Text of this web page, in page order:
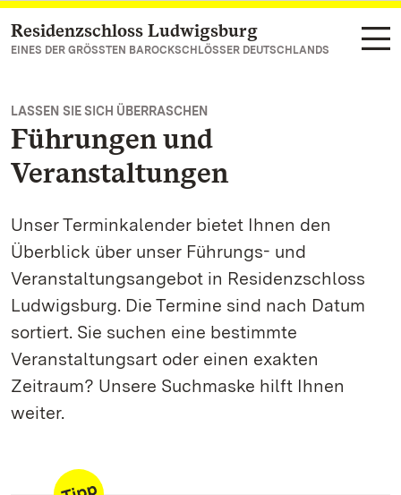
Zum Hauptinhalt springen
Residenzschloss Ludwigsburg
EINES DER GRÖSSTEN BAROCKSCHLÖSSER DEUTSCHLANDS
LASSEN SIE SICH ÜBERRASCHEN
Führungen und
Veranstaltungen
Unser Terminkalender bietet Ihnen den
Überblick über unser Führungs- und
Veranstaltungsangebot in Residenzschloss
Ludwigsburg. Die Termine sind nach Datum
sortiert. Sie suchen eine bestimmte
Veranstaltungsart oder einen exakten
Zeitraum? Unsere Suchmaske hilft Ihnen
weiter.